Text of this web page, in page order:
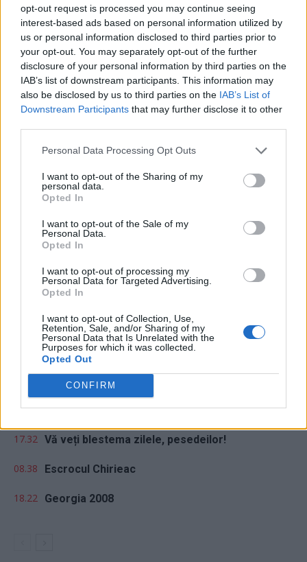
opt-out request is processed you may continue seeing
interest-based ads based on personal information utilized by
us or personal information disclosed to third parties prior to
your opt-out. You may separately opt-out of the further
disclosure of your personal information by third parties on the
IAB’s list of downstream participants. This information may
also be disclosed by us to third parties on the IAB’s List of
Downstream Participants that may further disclose it to other
Personal Data Processing Opt Outs
I want to opt-out of the Sharing of my
personal data.
Opted In
I want to opt-out of the Sale of my
Personal Data.
Opted In
I want to opt-out of processing my
Personal Data for Targeted Advertising.
Opted In
I want to opt-out of Collection, Use,
Retention, Sale, and/or Sharing of my
Personal Data that Is Unrelated with the
Purposes for which it was collected.
Opted Out
CONFIRM
Ziaristii.com!
24 de ore
Lupta politicii românești cu prezentul
Cărbune și picioare-n gard
18.09
Coaliția antieuropeană PSD–AUR se bucură:
fluviul Dunărea se trece cu piciorul!
17.32 Vă veți blestema zilele, pesedeilor!
08.38 Escrocul Chirieac
18.22 Georgia 2008